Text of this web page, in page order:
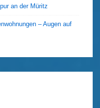
an der Müritz
– Augen auf